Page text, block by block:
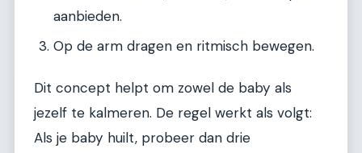
aanbieden.
Op de arm dragen en ritmisch bewegen.
Dit concept helpt om zowel de baby als
jezelf te kalmeren. De regel werkt als volgt:
Als je baby huilt, probeer dan drie